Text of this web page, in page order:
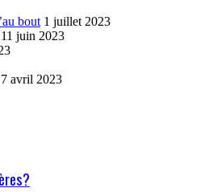
bout 1 juillet 2023
11 juin 2023
7 avril 2023